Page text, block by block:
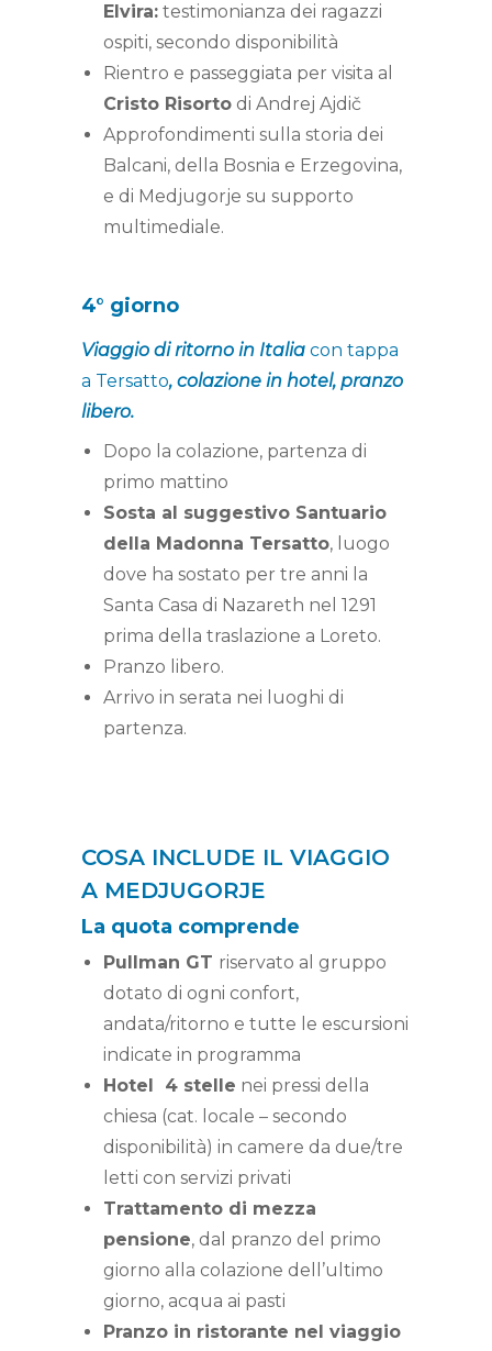
Elvira: testimonianza dei ragazzi
ospiti, secondo disponibilità
Rientro e passeggiata per visita al
Cristo Risorto di Andrej Ajdič
Approfondimenti sulla storia dei
Balcani, della Bosnia e Erzegovina,
e di Medjugorje su supporto
multimediale.
4° giorno
Viaggio di ritorno in Italia con tappa
a Tersatto, colazione in hotel, pranzo
libero.
Dopo la colazione, partenza di
primo mattino
Sosta al suggestivo Santuario
della Madonna Tersatto, luogo
dove ha sostato per tre anni la
Santa Casa di Nazareth nel 1291
prima della traslazione a Loreto.
Pranzo libero.
Arrivo in serata nei luoghi di
partenza.
COSA INCLUDE IL VIAGGIO
A MEDJUGORJE
La quota comprend e
Pullman GT riservato al gruppo
dotato di ogni confort,
andata/ritorno e tutte le escursioni
indicate in programma
Hotel 4 stelle nei pressi della
chiesa (cat. locale – secondo
disponibilità) in camere da due/tre
letti con servizi privati
Trattamento di mezza
pensione, dal pranzo del primo
giorno alla colazione dell’ultimo
giorno, acqua ai pasti
Pranzo in ristorante nel viaggio